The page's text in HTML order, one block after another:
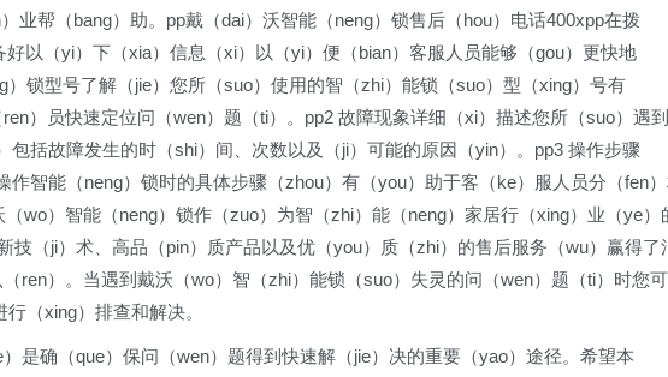
业帮（bang）助。pp戴（dai）沃智能（neng）锁售后（hou）电话400xpp在拨
好以（yi）下（xia）信息（xi）以（yi）便（bian）客服人员能够（gou）更快地
）锁型号了解（jie）您所（suo）使用的智（zhi）能锁（suo）型（xing）号有
）员快速定位问（wen）题（ti）。pp2 故障现象详细（xi）描述您所（suo）遇到
包括故障发生的时（shi）间、次数以及（ji）可能的原因（yin）。pp3 操作步骤
作智能（neng）锁时的具体步骤（zhou）有（you）助于客（ke）服人员分（fen
wo）智能（neng）锁作（zuo）为智（zhi）能（neng）家居行（xing）业（ye）
技（ji）术、高品（pin）质产品以及优（you）质（zhi）的售后服务（wu）赢得了
（ren）。当遇到戴沃（wo）智（zhi）能锁（suo）失灵的问（wen）题（ti）时您可
（xing）排查和解决。
是确（que）保问（wen）题得到快速解（jie）决的重要（yao）途径。希望本